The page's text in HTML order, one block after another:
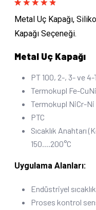
out of 5
based on
customer
rating
Metal Uç Kapağı,
Kapağı Seçeneği.
Metal Uç Kapağı
PT 100, 2-, 3- ve 4-
Termokupl Fe-CuNi
Termokupl NiCr-Ni
PTC
Sıcaklık Anahtarı
150....200°C
Uygulama Alanları:
Endüstriyel
Proses kontrol